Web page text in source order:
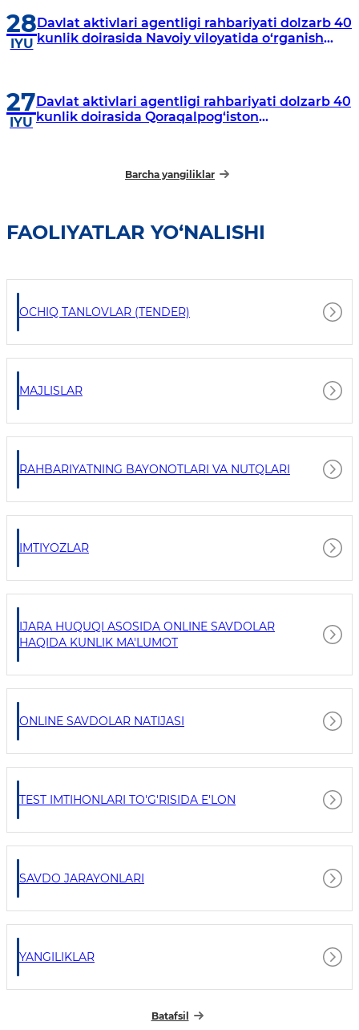
28
IYU
Davlat aktivlari agentligi rahbariyati dolzarb 40
kunlik doirasida Navoiy viloyatida o‘rganish
27
IYU
Davlat aktivlari agentligi rahbariyati dolzarb 40
kunlik doirasida Qoraqalpog‘iston
Barcha yangiliklar
FAOLIYATLAR YO‘NALISHI
OCHIQ TANLOVLAR (TENDER)
MAJLISLAR
RAHBARIYATNING BAYONOTLARI VA NUTQLARI
IMTIYOZLAR
IJARA HUQUQI ASOSIDA ONLINE SAVDOLAR
HAQIDA KUNLIK MA'LUMOT
ONLINE SAVDOLAR NATIJASI
TEST IMTIHONLARI TO'G'RISIDA E'LON
SAVDO JARAYONLARI
YANGILIKLAR
Batafsil